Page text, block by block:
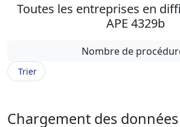
Toutes les entreprises en
APE 4329b
Nombre de
Trier
Chargement des